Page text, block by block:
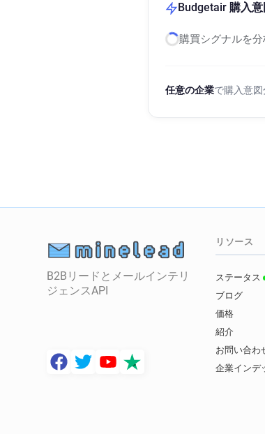
Budgetair 購入
購買シグナルを
任意の企業で購入意
B2Bリードとメールインテリ
ジェンスAPI
リソース
ステータス
ブログ
価格
紹介
お問い合わ
企業インデ